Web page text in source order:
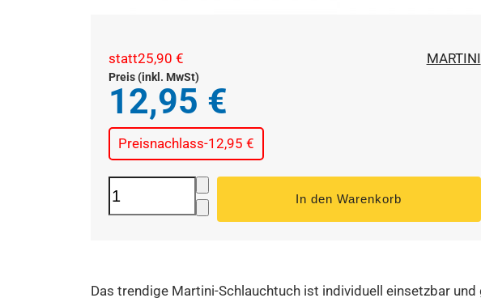
MARTINI
statt25,90 €
Preis (inkl. MwSt)
12,95 €
Preisnachlass-12,95 €
Das trendige Martini-Schlauchtuch ist individuell einsetzbar